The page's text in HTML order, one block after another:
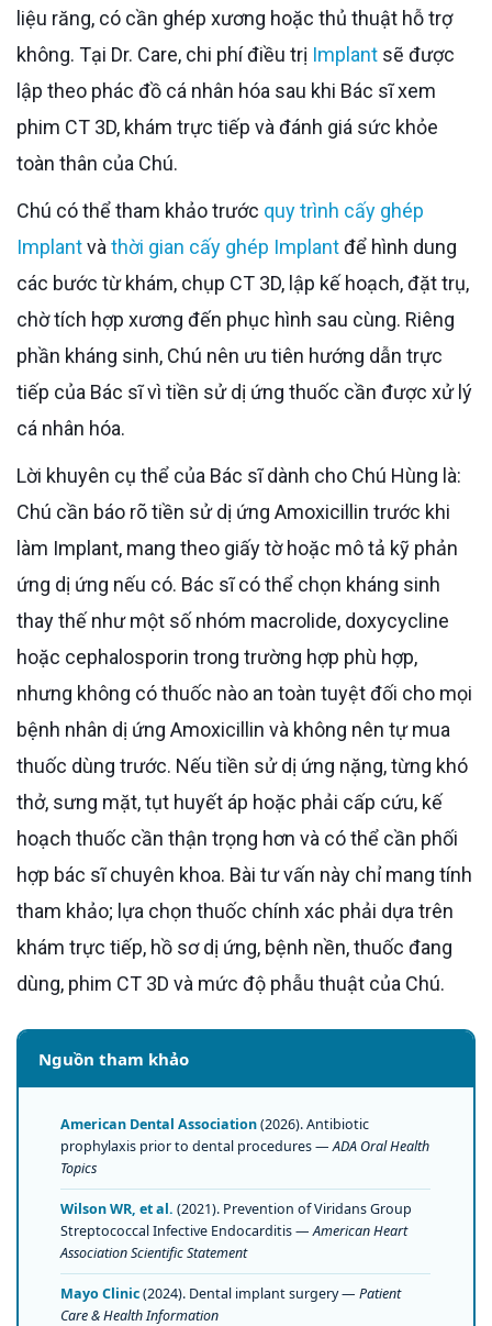
liệu răng, có cần ghép xương hoặc thủ thuật hỗ trợ
không. Tại Dr. Care, chi phí điều trị Implant sẽ được
lập theo phác đồ cá nhân hóa sau khi Bác sĩ xem
phim CT 3D, khám trực tiếp và đánh giá sức khỏe
toàn thân của Chú.
Chú có thể tham khảo trước quy trình cấy ghép
Implantvà thời gian cấy ghép Implantđể hình dung
các bước từ khám, chụp CT 3D, lập kế hoạch, đặt trụ,
chờ tích hợp xương đến phục hình sau cùng. Riêng
phần kháng sinh, Chú nên ưu tiên hướng dẫn trực
tiếp của Bác sĩ vì tiền sử dị ứng thuốc cần được xử lý
cá nhân hóa.
Lời khuyên cụ thể của Bác sĩ dành cho Chú Hùng là:
Chú cần báo rõ tiền sử dị ứng Amoxicillin trước khi
làm Implant, mang theo giấy tờ hoặc mô tả kỹ phản
ứng dị ứng nếu có. Bác sĩ có thể chọn kháng sinh
thay thế như một số nhóm macrolide, doxycycline
hoặc cephalosporin trong trường hợp phù hợp,
nhưng không có thuốc nào an toàn tuyệt đối cho mọi
bệnh nhân dị ứng Amoxicillin và không nên tự mua
thuốc dùng trước. Nếu tiền sử dị ứng nặng, từng khó
thở, sưng mặt, tụt huyết áp hoặc phải cấp cứu, kế
hoạch thuốc cần thận trọng hơn và có thể cần phối
hợp bác sĩ chuyên khoa. Bài tư vấn này chỉ mang tính
tham khảo; lựa chọn thuốc chính xác phải dựa trên
khám trực tiếp, hồ sơ dị ứng, bệnh nền, thuốc đang
dùng, phim CT 3D và mức độ phẫu thuật của Chú.
Nguồn tham khảo
American Dental Association(2026). Antibiotic
prophylaxis prior to dental procedures —ADA Oral Health
Topics
Wilson WR, et al. (2021). Prevention of Viridans Group
Streptococcal Infective Endocarditis —American Heart
Association Scientific Statement
Mayo Clinic(2024). Dental implant surgery — Patient
Care & Health Information